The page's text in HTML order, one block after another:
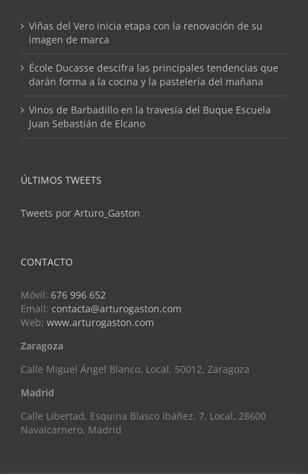
Viñas del Vero inicia etapa con la renovación de su
imagen de marca
École Ducasse descifra las principales tendencias que
darán forma a la cocina y la pastelería del mañana
Vinos de Barbadillo en la travesía del Buque Escuela
Juan Sebastián de Elcano
ÚLTIMOS TWEETS
Tweets por Arturo_Gaston
CONTACTO
Móvil: 676 996 652
Email: contacta@arturogaston.com
Web: www.arturogaston.com
Zaragoza
Calle Miguel Ángel Blanco, Local, 50012, Zaragoza
Madrid
Calle Libertad, Esquina Blasco Ibáñez, 7, Local, 28600
Navalcarnero, Madrid